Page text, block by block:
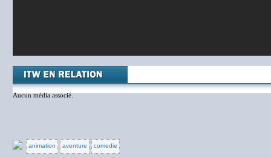
Aucun média associé.
animation aventure comedie